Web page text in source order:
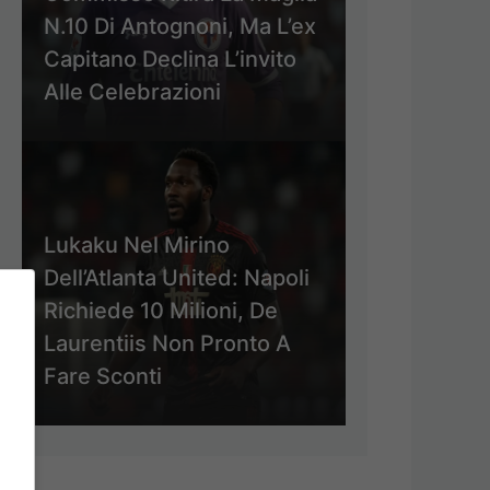
N.10 Di Antognoni, Ma L’ex
Capitano Declina L’invito
Alle Celebrazioni
Lukaku Nel Mirino
Dell’Atlanta United: Napoli
Richiede 10 Milioni, De
Laurentiis Non Pronto A
Fare Sconti